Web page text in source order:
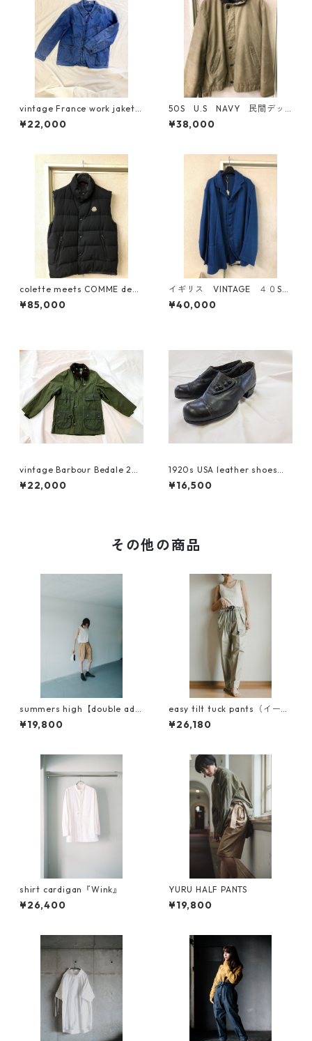
vintage France work jaket
40s〜50s モールスキン
¥22,000
50S U.S NAVY 民間デッ
キジャケット M寸
¥38,000
colette meets COMME des
GARCONS 限定 モンクレール
ウールギャバダウンベスト
¥85,000
イギリス VINTAGE ４０S
ホスピタルジャケット
¥40,000
vintage Barbour Bedale 26 1
988年製 3ワラント
¥22,000
1920s USA leather shoes【v
intage】
¥16,500
その他の商品
summers high【double adju
st half cargo pants】
¥19,800
easy tilt tuck pants（イージ
ーチルトタックパンツ）
¥26,180
shirt cardigan『Wink』
¥26,400
YURU HALF PANTS
¥19,800